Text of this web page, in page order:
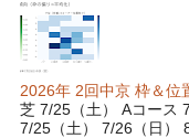
2026年 2回中京 枠＆位
芝 7/25（土） Aコース
7/25（土） 7/26（日）